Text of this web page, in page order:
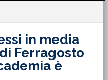
in media
Ferragosto
è